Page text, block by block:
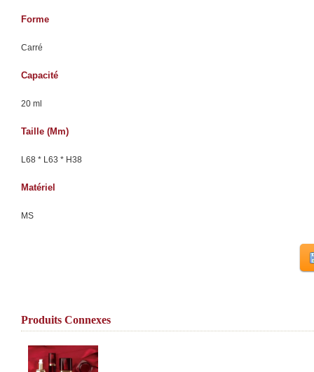
Forme
Carré
Capacité
20 ml
Taille (mm)
L68 * L63 * H38
Matériel
MS
Produits Connexes